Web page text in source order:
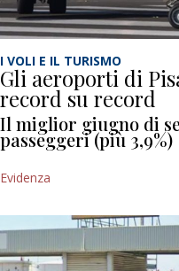
I VOLI E IL TURISMO
Gli aeroporti di
record su record
Il miglior giugno di
passeggeri (più 3,9%)
Evidenza